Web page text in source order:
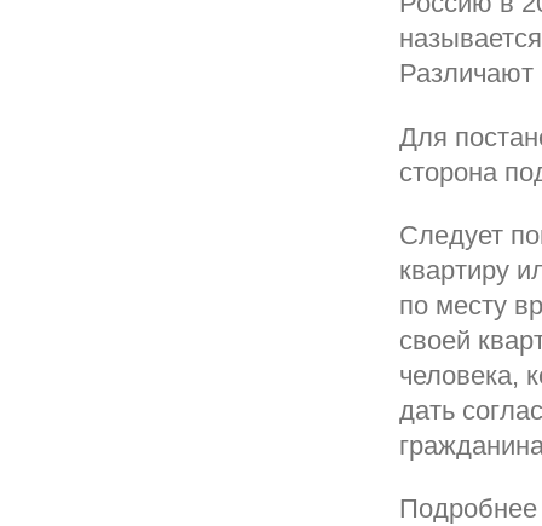
Различают
Для
сторона
Следует
квартиру
по месту
своей
человека,
дать
Подробнее